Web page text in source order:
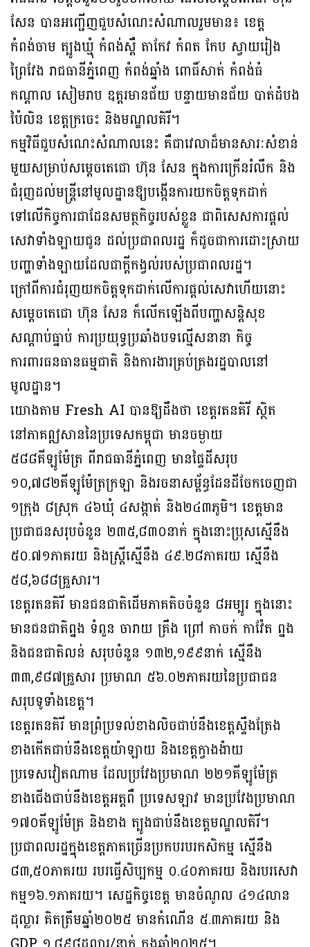
សែន បាន​អញ្ជើញជួប​សំណេះ​សំណាល​រួមមាន៖ ខេត្ត
កំពង់ចាម ត្បូងឃ្មុំ កំពង់ស្ពឺ តាកែវ កំពត កែប ស្វាយរៀង
ព្រៃវែង រាជ​ធានី​ភ្នំពេញ កំពង់ឆ្នាំង ពោធិ៍សាត់ កំពង់ធំ
កណ្តាល សៀមរាប​ ឧត្តរមានជ័យ បន្ទាយមានជ័យ បាត់ដំបង
ប៉ៃលិន ខេត្តក្រចេះ និងមណ្ឌលគិរី។
កម្មវិធីជួបសំណេះសំណាលនេះ គឺជាវេលាដ៏មានសារៈសំខាន់
មួយសម្រាប់សម្តេចតេជោ ហ៊ុន សែន ក្នុងការក្រើនរំលឹក និង
ជំរុញដល់មន្ត្រីនៅមូលដ្ឋានឱ្យបង្កើនការយកចិត្តទុក​ដាក់​
ទៅលើ​កិច្ច​ការជាដែនសមត្ថកិច្ចរបស់ខ្លួន ជាពិសេសការផ្តល់
សេវាទាំងឡាយជូន ដល់​ប្រជាពលរដ្ឋ ក៏ដូច​ជា​ការដោះស្រាយ
បញ្ហាទាំងឡាយដែលជាក្តីកង្វល់របស់ប្រជា​ពល​​រដ្ឋ។
ក្រៅពីការជំរុញយកចិត្តទុកដាក់លើការផ្តល់សេវាហើយនោះ
សម្តេចតេជោ ហ៊ុន សែន ក៏លើក​ឡើង​ពីបញ្ហាសន្តិសុខ
សណ្តាប់ធ្នាប់ ការប្រយុទ្ធប្រឆាំងបទល្មើសនានា កិច្ច
ការពារធន​ធាន​ធម្ម​ជាតិ និងការងារគ្រប់គ្រងរដ្ឋបាលនៅ
មូលដ្ឋាន។
យោងតាម Fresh AI បានឱ្យដឹងថា ខេត្តរតនគិរី ស្ថិត
នៅភាគឦសាននៃប្រទេសកម្ពុជា មាន​ចម្ងាយ
៥៨៨គីឡូម៉ែត្រ ពីរាជធានីភ្នំពេញ មានផ្ទៃដីសរុប
១០,៧៨២គីឡូម៉ែត្រក្រឡា និងរចនា​សម្ព័ន្ធដែនដីចែកចេញជា
១ក្រុង ៨ស្រុក ៤៦ឃុំ ៤សង្កាត់ និង២៤៣ភូមិ។ ខេត្តមាន
ប្រជាជន​សរុប​ចំនួន ២៣៥,៨៣០នាក់ ក្នុងនោះប្រុសស្មើនឹង
៥០.៧១ភាគរយ និងស្ត្រីស្មើនឹង ៤៩.២៨​ភាគរយ ស្មើនឹង
៥៨,៦៨៨គ្រួសារ។
ខេត្តរតនគិរី មានជនជាតិដើមភាគតិចចំនួន ៨អម្បូរ ក្នុងនោះ
មានជនជាតិព្នង ទំពួន ចារាយ គ្រឹង ព្រៅ កាចក់ កាវ៉ែត ព្នង
និងជនជាតិលន់ សរុបចំនួន ១៣២,១៩៩នាក់ ស្មើនឹង
៣៣,៩៨៧គ្រួសារ ប្រមាណ ៥៦.០២ភាគរយនៃប្រជាជន
សរុបទូទាំងខេត្ត។
ខេត្តរតនគិរី មានព្រំប្រទល់ខាងលិចជាប់នឹងខេត្តស្ទឹងត្រែង
ខាងកើតជាប់នឹងខេត្តយ៉ាឡាយ និងខេត្តក្វាងង៉ាយ
ប្រទេសវៀតណាម ដែលប្រវែងប្រមាណ ២២១គីឡូម៉ែត្រ
ខាងជើង​ជាប់​នឹង​ខេត្តអត្តពឺ ប្រទេសឡាវ មានប្រវែងប្រមាណ
១៧០គីឡូម៉ែត្រ និងខាង ត្បូងជាប់នឹងខេត្ត​មណ្ឌល​គិរី។
ប្រជាពលរដ្ឋក្នុងខេត្តភាគច្រើនប្រកបរបរកសិកម្ម ស្មើនឹង
៨៣,៥០ភាគរយ របរធ្វើសិប្បកម្ម ០.៤០ភាគរយ និងរបរសេវា
កម្ម១៦.១ភាគរយ។ សេដ្ឋកិច្ចខេត្ត មានចំណូល ៤១៤លាន
ដុល្លារ គិត​ត្រឹមឆ្នាំ២០២៥ មានកំណើន ៥.៣ភាគរយ និង